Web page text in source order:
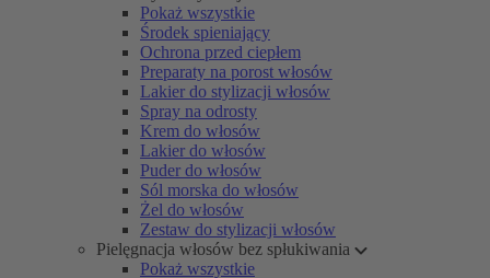
Pokaż wszystkie
Środek spieniający
Ochrona przed ciepłem
Preparaty na porost włosów
Lakier do stylizacji włosów
Spray na odrosty
Krem do włosów
Lakier do włosów
Puder do włosów
Sól morska do włosów
Żel do włosów
Zestaw do stylizacji włosów
Pielęgnacja włosów bez spłukiwania
Pokaż wszystkie